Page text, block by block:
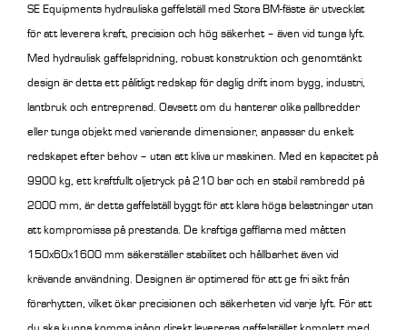
SE Equipments hydrauliska gaffelställ med Stora BM-fäste är utvecklat
för att leverera kraft, precision och hög säkerhet – även vid tunga lyft.
Med hydraulisk gaffelspridning, robust konstruktion och genomtänkt
design är detta ett pålitligt redskap för daglig drift inom bygg, industri,
lantbruk och entreprenad. Oavsett om du hanterar olika pallbredder
eller tunga objekt med varierande dimensioner, anpassar du enkelt
redskapet efter behov – utan att kliva ur maskinen. Med en kapacitet på
9900 kg, ett kraftfullt oljetryck på 210 bar och en stabil rambredd på
2000 mm, är detta gaffelställ byggt för att klara höga belastningar utan
att kompromissa på prestanda. De kraftiga gafflarna med måtten
150x60x1600 mm säkerställer stabilitet och hållbarhet även vid
krävande användning. Designen är optimerad för att ge fri sikt från
förarhytten, vilket ökar precisionen och säkerheten vid varje lyft. För att